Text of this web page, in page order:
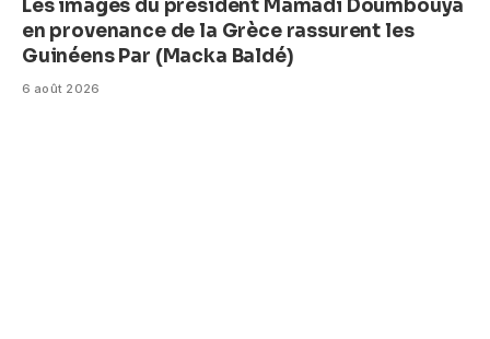
Les images du président Mamadi Doumbouya
en provenance de la Grèce rassurent les
Guinéens Par (Macka Baldé)
6 août 2026